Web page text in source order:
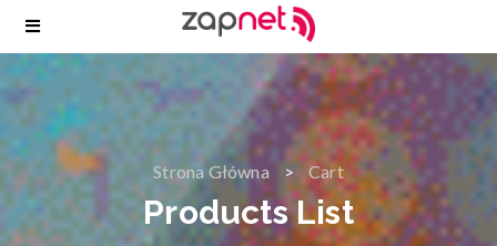
Strona Główna Cart
Products List